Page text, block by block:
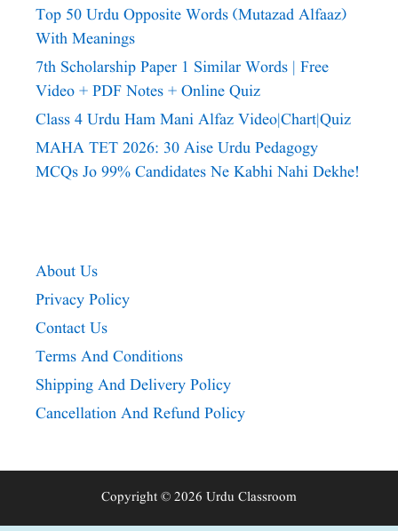
Top 50 Urdu Opposite Words (Mutazad Alfaaz)
With Meanings
7th Scholarship Paper 1 Similar Words | Free
Video + PDF Notes + Online Quiz
Class 4 Urdu Ham Mani Alfaz Video|chart|quiz
MAHA TET 2026: 30 Aise Urdu Pedagogy
MCQs Jo 99% Candidates Ne Kabhi Nahi Dekhe!
About Us
Privacy Policy
Contact Us
Terms And Conditions
Shipping And Delivery Policy
Cancellation And Refund Policy
Copyright © 2026 Urdu Classroom